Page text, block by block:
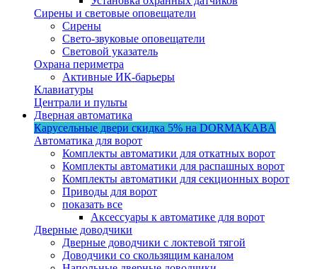
Сирены и световые оповещатели
Сирены
Свето-звуковые оповещатели
Световой указатель
Охрана периметра
Активные ИК-барьеры
Клавиатуры
Централи и пульты
Дверная автоматика
Карусельные двери скидка 5% на DORMAKABA
Автоматика для ворот
Комплекты автоматики для откатных ворот
Комплекты автоматики для распашных ворот
Комплекты автоматики для секционных ворот
Приводы для ворот
показать все
Аксессуары к автоматике для ворот
Дверные доводчики
Дверные доводчики с локтевой тягой
Доводчики со скользящим каналом